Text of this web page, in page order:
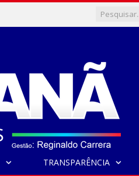
TRANSPARÊNCIA